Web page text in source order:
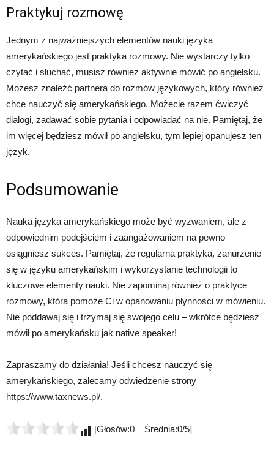
Praktykuj rozmowę
Jednym z najważniejszych elementów nauki języka
amerykańskiego jest praktyka rozmowy. Nie wystarczy tylko
czytać i słuchać, musisz również aktywnie mówić po angielsku.
Możesz znaleźć partnera do rozmów językowych, który również
chce nauczyć się amerykańskiego. Możecie razem ćwiczyć
dialogi, zadawać sobie pytania i odpowiadać na nie. Pamiętaj, że
im więcej będziesz mówił po angielsku, tym lepiej opanujesz ten
język.
Podsumowanie
Nauka języka amerykańskiego może być wyzwaniem, ale z
odpowiednim podejściem i zaangażowaniem na pewno
osiągniesz sukces. Pamiętaj, że regularna praktyka, zanurzenie
się w języku amerykańskim i wykorzystanie technologii to
kluczowe elementy nauki. Nie zapominaj również o praktyce
rozmowy, która pomoże Ci w opanowaniu płynności w mówieniu.
Nie poddawaj się i trzymaj się swojego celu – wkrótce będziesz
mówił po amerykańsku jak native speaker!
Zapraszamy do działania! Jeśli chcesz nauczyć się
amerykańskiego, zalecamy odwiedzenie strony
https://www.taxnews.pl/.
[Głosów:0 Średnia:0/5]